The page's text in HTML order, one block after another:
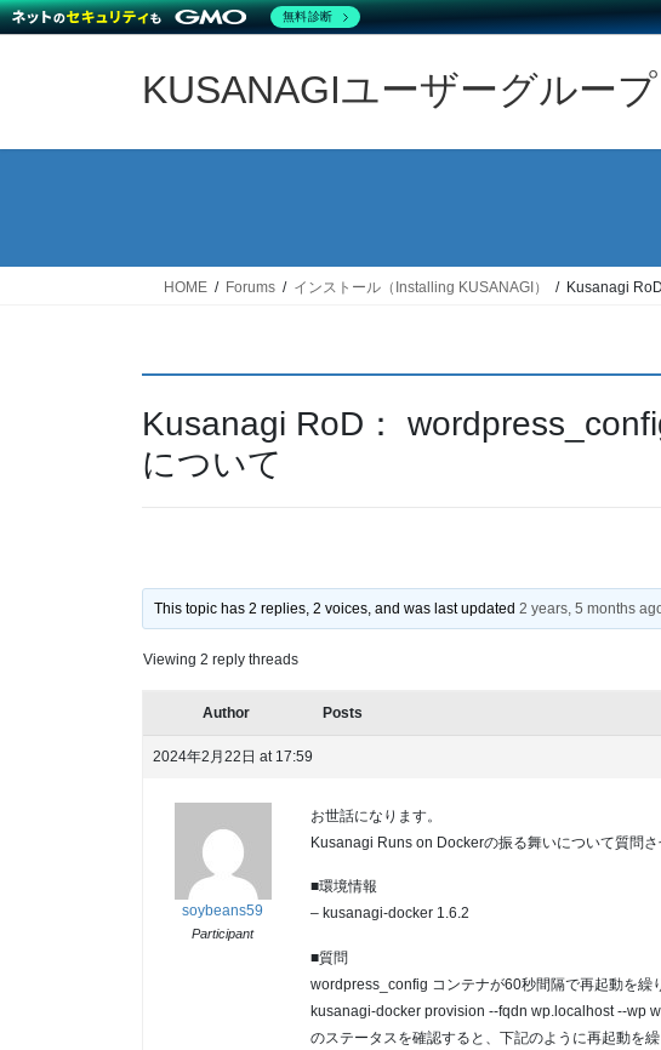
KUSANAGIユーザーグループ
HOME Forums インストール（Installing KUSANAGI） Kusanagi
Kusanagi RoD：
について
This topic has 2 replies, 2 voices, and was last updated2 years, 5 months
Viewing 2 reply threads
Author Posts
2024年2月22日 at 17:59
soybeans59
Participant
お世話になります。
Kusanagi Runs on Dockerの振る舞いについて質問さ
■環境情報
– kusanagi-docker 1.6.2
■質問
wordpress_config コンテナが60秒間隔で再起動を繰
kusanagi-docker provision --fqdn wp.localhost --wp
のステータスを確認すると、下記のように再起動を繰
無料診断